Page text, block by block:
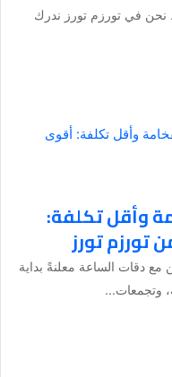
نحن في تورزم تورز ندرك
2026 بفخامة وأقل تكلفة:
تورز
مع دقات الساعة معلنةً بداية